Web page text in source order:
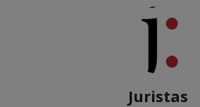
Juristas